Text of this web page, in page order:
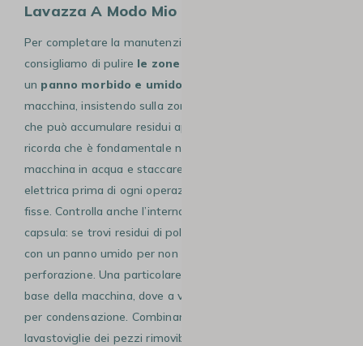
Lavazza A Modo Mio Tiny?
Per completare la manutenzione della tua Lavazza Tiny, ti
consigliamo di pulire le zone fisse con delicatezza.
un panno morbido e umido
macchina, insistendo sulla zona del pulsante di comando
che può accumulare residui appiccicosi. Il manuale ti
ricorda che è fondamentale non immergere mai la
macchina in acqua e staccare sempre la spina dalla presa
elettrica prima di ogni operazione di pulizia sulle parti
fisse. Controlla anche l’interno dell’alloggiamento della
capsula: se trovi residui di polvere, rimuovili delicatamente
con un panno umido per non piegare gli aghi di
perforazione. Una particolare attenzione va posta alla
base della macchina, dove a volte può accumularsi acqua
per condensazione. Combinando il passaggio in
lavastoviglie dei pezzi rimovibili, il risciacquo settimanale